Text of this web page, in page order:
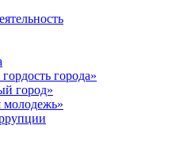
города»
город»
молодежь»